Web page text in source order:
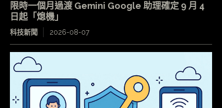
限時一個月過渡 Gemini Google 助理確定 9 月 4
日起「熄機」
科技新聞 2026-08-07